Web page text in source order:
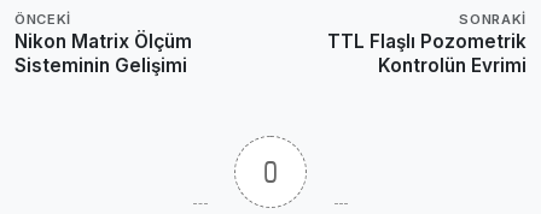
ÖNCEKI
Nikon Matrix Ölçüm
Sisteminin Gelişimi
SONRAKI
TTL Flaşlı Pozometrik
Kontrolün Evrimi
0